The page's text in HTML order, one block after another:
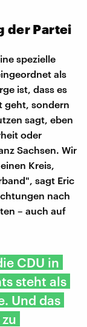
der Partei
spezielle
als
ist, dass es
geht, sondern
sagt, eben
oder
Sachsen. Wir
Kreis,
sagt Eric
nach
– auch auf
CDU in
steht als
Und das